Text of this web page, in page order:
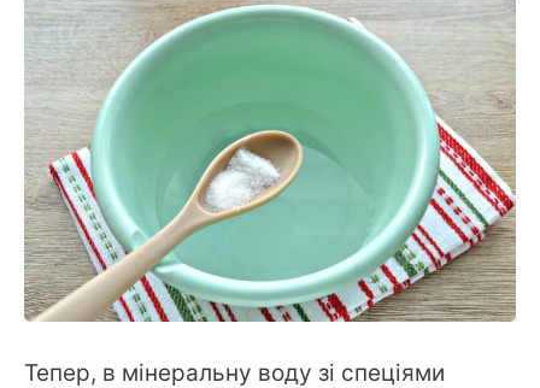
Тепер, в мінеральну воду зі спеціями